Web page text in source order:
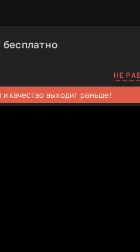
НЕ
качество выходит раньше!